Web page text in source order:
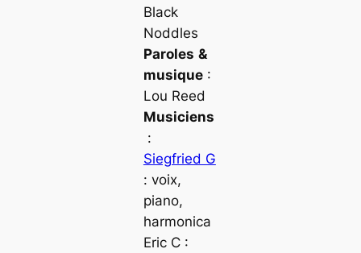
Black
Noddles
Paroles &
musique:
Lou Reed
Musiciens
:
Siegfried G
: voix,
piano,
harmonica
Eric C :